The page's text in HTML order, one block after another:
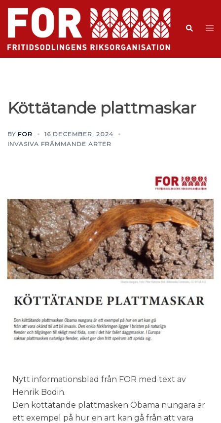
Köttätande plattmaskar
BY FOR
16 DECEMBER, 2024
INVASIVA FRÄMMANDE ARTER
Nytt informationsblad från FOR med text av
Henrik Bodin.
Den köttätande plattmasken Obama nungara är
ett exempel på hur en art kan gå från att vara